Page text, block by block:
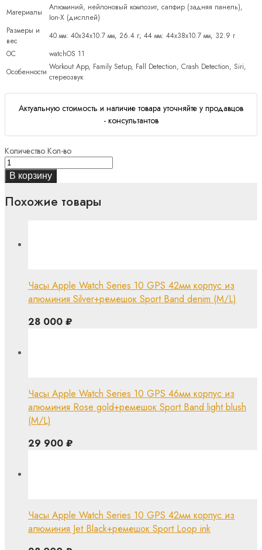
Материалы
Алюминий, нейлоновый композит, сапфир (задняя панель),
Ion-X (дисплей)
Размеры и
вес
40 мм: 40x34x10.7 мм, 26.4 г; 44 мм: 44x38x10.7 мм, 32.9 г
ОС
watchOS 11
Особенности Workout App, Family Setup, Fall Detection, Crash Detection, Siri,
стереозвук
Актуальную стоимость и наличие товара уточняйте у продавцов
- консультантов
Количество Кол-во
В корзину
Похожие товары
Часы Apple Watch Series 10 GPS 42мм корпус из
алюминия Silver+ремешок Sport Band denim (M/L)
28 000 ₽
Часы Apple Watch Series 10 GPS 46мм корпус из
алюминия Rose gold+ремешок Sport Band light blush
(M/L)
29 900 ₽
Часы Apple Watch Series 10 GPS 42мм корпус из
алюминия Jet Black+ремешок Sport Loop ink